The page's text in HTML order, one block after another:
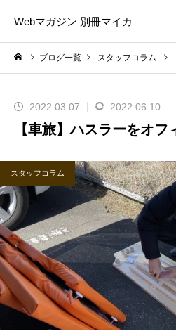
Webマガジン 別冊マイカ
ブログ一覧 スタッフコラム
2022.03.07 2022.06.10
【車旅】ハスラーをオ
スタッフコラム